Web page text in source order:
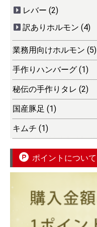
レバー (2)
訳ありホルモン (4)
業務用向けホルモン (5)
手作りハンバーグ (1)
秘伝の手作りタレ (2)
国産豚足 (1)
キムチ (1)
ポイントについて